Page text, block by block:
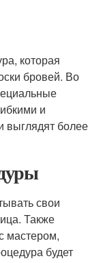
которая
бровей. Во
и
выглядят более
свои
Также
мастером,
будет